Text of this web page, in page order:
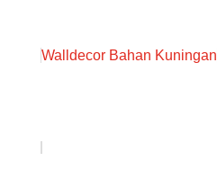
Walldecor Bahan Kuningan